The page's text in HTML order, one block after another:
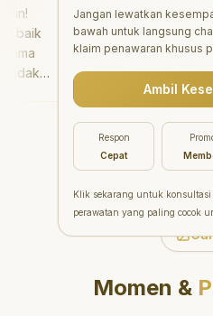
"
yang luar
orang.
yang baik.
daerah
sehingga
dan
Momen &
Jangan lewatkan
bawah untuk langsung
klaim penawaran khusus
Ambil
Respon
Cepat
Klik sekarang untuk
perawatan yang paling cocok